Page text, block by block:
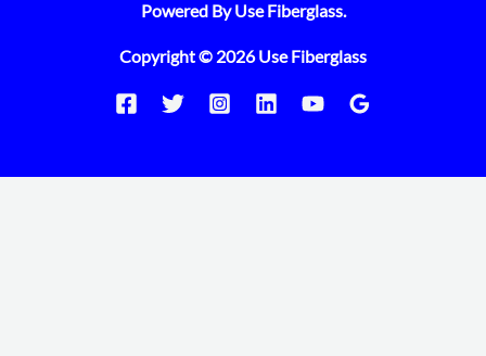
Powered By Use Fiberglass.
Copyright © 2026 Use Fiberglass